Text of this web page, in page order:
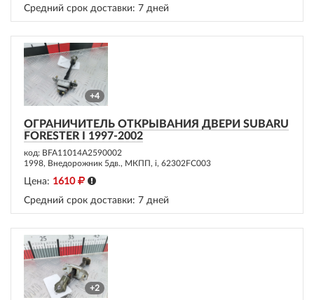
Средний срок доставки: 7 дней
+4
ОГРАНИЧИТЕЛЬ ОТКРЫВАНИЯ ДВЕРИ SUBARU
FORESTER I 1997-2002
код: BFA11014A2590002
1998, Внедорожник 5дв., МКПП, i, 62302FC003
Цена: 1610
Средний срок доставки: 7 дней
+2